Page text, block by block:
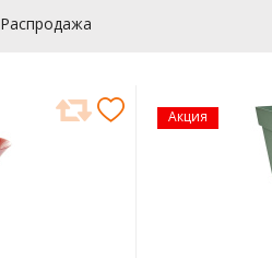
Распродажа
Акция